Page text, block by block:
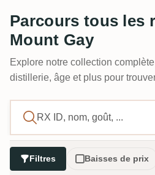
Parcours tous les
Mount Gay
Explore notre collection
distillerie, âge et plus pour
Filtres Baisses de prix